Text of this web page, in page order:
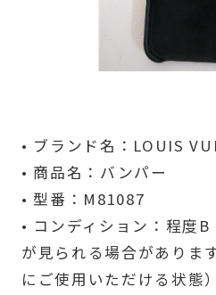
• ブランド名：LOUIS
• 商品名：バンパー
• 型番：M81087
• コンディション：程度
が見られる場合がありま
にご使用いただける状態）